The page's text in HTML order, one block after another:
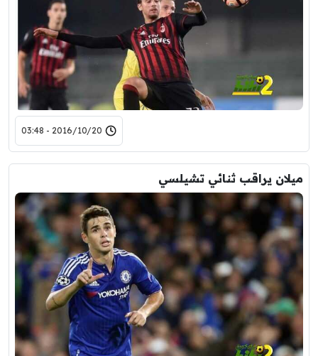
2016/10/20 - 03:48
ميلان يراقب ثنائي تشيلسي